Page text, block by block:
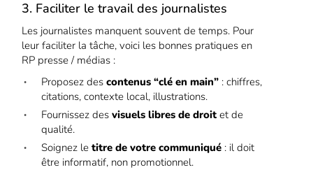
3. Faciliter le travail des journalistes
Les journalistes manquent souvent de temps. Pour
leur faciliter la tâche, voici les bonnes pratiques en
RP presse / médias :
Proposez descontenus “clé en main” : chiffres,
citations, contexte local, illustrations.
Fournissez desvisuels libres de droit et de
qualité.
Soignez letitre de votre communiqué : il doit
être informatif, non promotionnel.